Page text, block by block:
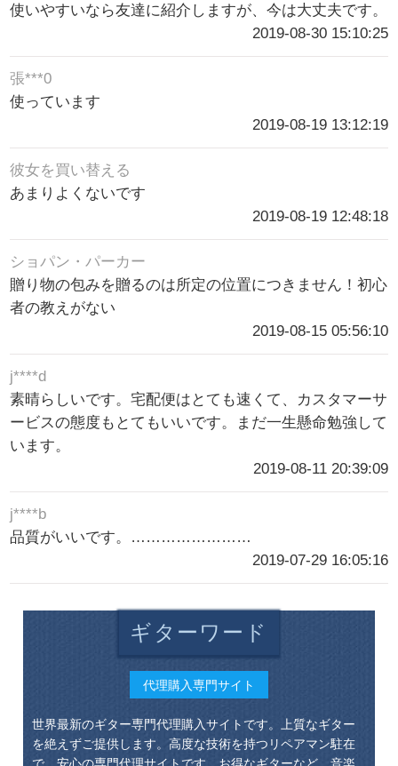
使いやすいなら友達に紹介しますが、今は大丈夫です。
2019-08-30 15:10:25
張***0
使っています
2019-08-19 13:12:19
彼女を買い替える
あまりよくないです
2019-08-19 12:48:18
ショパン・パーカー
贈り物の包みを贈るのは所定の位置につきません！初心
者の教えがない
2019-08-15 05:56:10
j****d
素晴らしいです。宅配便はとても速くて、カスタマーサ
ービスの態度もとてもいいです。まだ一生懸命勉強して
います。
2019-08-11 20:39:09
j****b
品質がいいです。……………………
2019-07-29 16:05:16
ギターワード
代理購入専門サイト
世界最新のギター専門代理購入サイトです。上質なギター
を絶えずご提供します。高度な技術を持つリペアマン駐在